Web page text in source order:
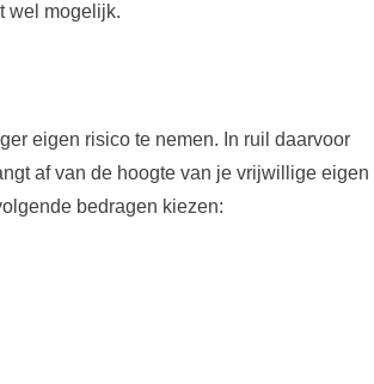
wel mogelijk.
eigen risico te nemen. In ruil daarvoor
af van de hoogte van je vrijwillige eigen
bedragen kiezen: